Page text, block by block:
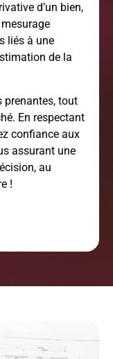
d’un bien,
liés à une
de la
prenantes, tout
En respectant
confiance aux
assurant une
au
!